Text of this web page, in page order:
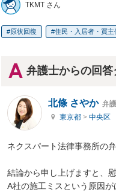
TKMT さん
原状回復 住民・入居者・買主
弁護士からの回
北條 さやか 弁
東京都 > 中央区
ネクスパート法律事務所の
結論から申し上げますと、
A社の施工ミスという原因